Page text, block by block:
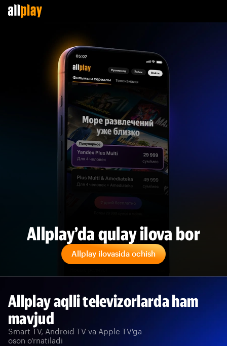
Allplay’da qulay ilova bor
Allplay ilovasida ochish
Allplay aqlli televizorlarda ham
mavjud
Smart TV, Android TV va Apple TV'ga
oson o'rnatiladi